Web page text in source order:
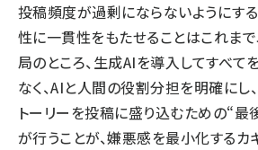
投稿頻度が過剰にならないようにす
性に一貫性をもたせることはこれま
局のところ、生成AIを導入してすべて
なく、AIと人間の役割分担を明確にし
トーリーを投稿に盛り込むための“
が行うことが、嫌悪感を最小化するカ